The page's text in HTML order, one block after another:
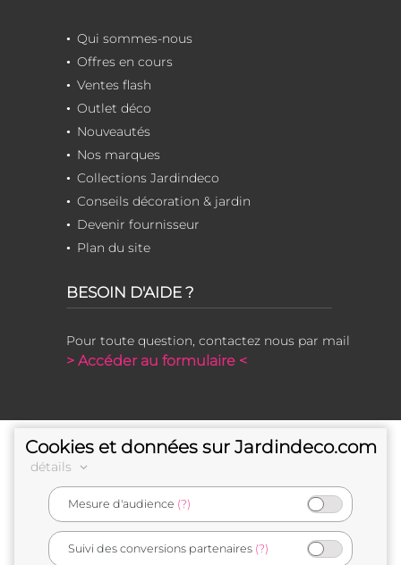
Qui sommes-nous
Offres en cours
Ventes flash
Outlet déco
Nouveautés
Nos marques
Collections Jardindeco
Conseils décoration & jardin
Devenir fournisseur
Plan du site
BESOIN D'AIDE ?
Pour toute question, contactez nous par mail
> Accéder au formulaire <
e-commerçant français
Cookies et données sur Jardindeco.com
détails
Mesure d'audience (?)
Suivi des conversions partenaires (?)